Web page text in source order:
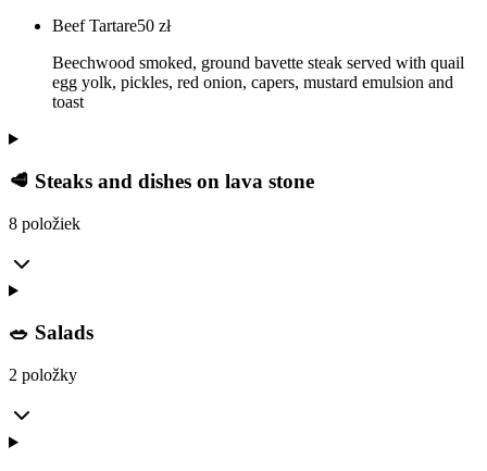
Beef Tartare50 zł
Beechwood smoked, ground bavette steak served with quail
egg yolk, pickles, red onion, capers, mustard emulsion and
toast
🥩 Steaks and dishes on lava stone
8 položiek
🥗 Salads
2 položky